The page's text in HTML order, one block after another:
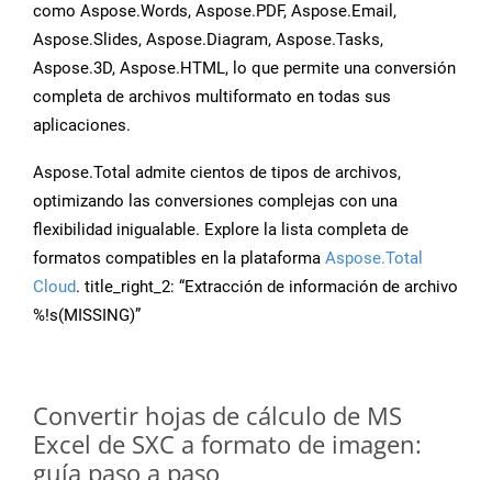
como Aspose.Words, Aspose.PDF, Aspose.Email,
Aspose.Slides, Aspose.Diagram, Aspose.Tasks,
Aspose.3D, Aspose.HTML, lo que permite una conversión
completa de archivos multiformato en todas sus
aplicaciones.
Aspose.Total admite cientos de tipos de archivos,
optimizando las conversiones complejas con una
flexibilidad inigualable. Explore la lista completa de
formatos compatibles en la plataforma Aspose.Total
Cloud. title_right_2: “Extracción de información de archivo
%!s(MISSING)”
Convertir hojas de cálculo de MS
Excel de SXC a formato de imagen:
guía paso a paso